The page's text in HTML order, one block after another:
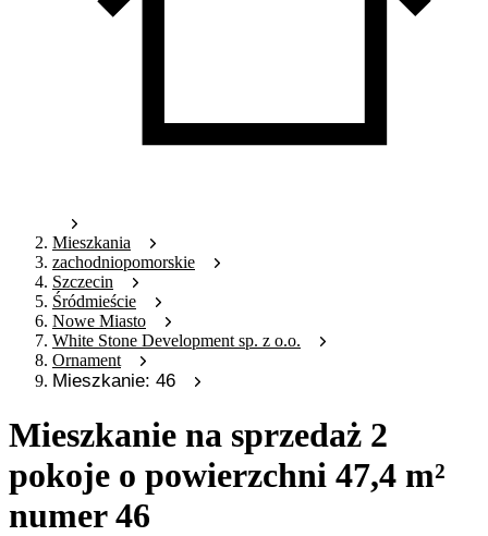
Mieszkania
zachodniopomorskie
Szczecin
Śródmieście
Nowe Miasto
White Stone Development sp. z o.o.
Ornament
Mieszkanie: 46
Mieszkanie na sprzedaż 2
pokoje o powierzchni 47,4 m²
numer 46